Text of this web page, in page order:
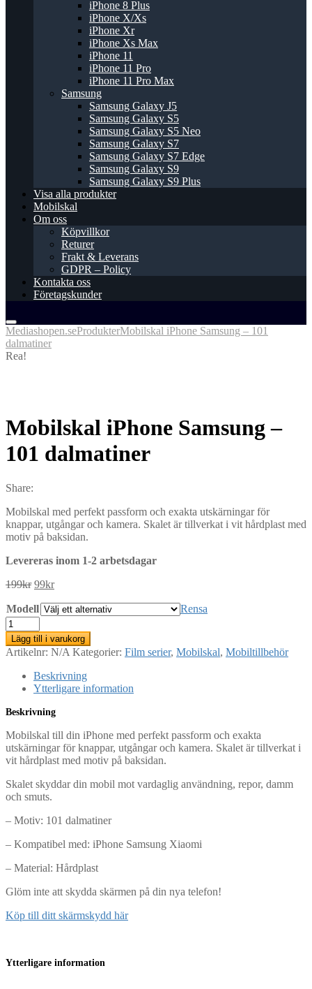
iPhone 8 Plus
iPhone X/Xs
iPhone Xr
iPhone Xs Max
iPhone 11
iPhone 11 Pro
iPhone 11 Pro Max
Samsung
Samsung Galaxy J5
Samsung Galaxy S5
Samsung Galaxy S5 Neo
Samsung Galaxy S7
Samsung Galaxy S7 Edge
Samsung Galaxy S9
Samsung Galaxy S9 Plus
Visa alla produkter
Mobilskal
Om oss
Köpvillkor
Returer
Frakt & Leverans
GDPR – Policy
Kontakta oss
Företagskunder
Mediashopen.seProdukterMobilskal iPhone Samsung – 101
dalmatiner
Rea!
Mobilskal iPhone Samsung –
101 dalmatiner
Share:
Mobilskal med perfekt passform och exakta utskärningar för
knappar, utgångar och kamera. Skalet är tillverkat i vit hårdplast med
motiv på baksidan.
Levereras inom 1-2 arbetsdagar
199kr Det
priset
var:
199kr.
99krDet
priset
99kr.
Modell
Rensa
Mobilskal
iPhone
Samsung
-
dalmatiner
mängd
Lägg till i varukorg
Artikelnr: N/A Kategorier: Film serier, Mobilskal, Mobiltillbehör
Beskrivning
Ytterligare information
Beskrivning
Mobilskal till din iPhone med perfekt passform och exakta
utskärningar för knappar, utgångar och kamera. Skalet är tillverkat i
vit hårdplast med motiv på baksidan.
Skalet skyddar din mobil mot vardaglig användning, repor, damm
och smuts.
– Motiv: 101 dalmatiner
– Kompatibel med: iPhone Samsung Xiaomi
– Material: Hårdplast
Glöm inte att skydda skärmen på din nya telefon!
Köp till ditt skärmskydd här
Ytterligare information